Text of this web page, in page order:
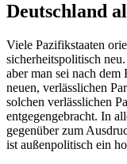
Deutschland
Viele Pazifikstaaten
sicherheitspolitisch
aber man sei nach
neuen, verlässlichen
solchen verlässlichen
entgegengebracht. In
gegenüber zum
ist außenpolitisch ein